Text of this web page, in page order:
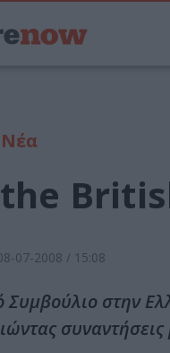
Νέα
07-2008 / 15:08
Συμβούλιο στην
συναντήσεις